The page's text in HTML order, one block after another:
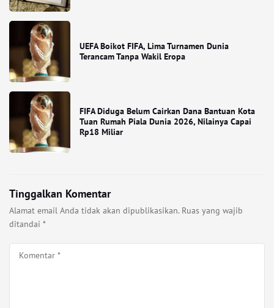
UEFA Boikot FIFA, Lima Turnamen Dunia
Terancam Tanpa Wakil Eropa
FIFA Diduga Belum Cairkan Dana Bantuan Kota
Tuan Rumah Piala Dunia 2026, Nilainya Capai
Rp18 Miliar
Tinggalkan Komentar
Alamat email Anda tidak akan dipublikasikan. Ruas yang wajib
ditandai *